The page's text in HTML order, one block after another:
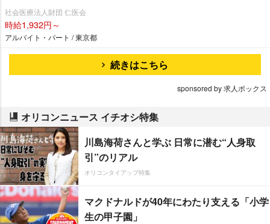
社会医療法人財団 仁医会
時給1,932円～
アルバイト・パート / 東京都
続きはこちら
sponsored by 求人ボックス
オリコンニュース イチオシ特集
川島海荷さんと学ぶ 日常に潜む“人身取
引”のリアル
オリコンタイアップ特集
マクドナルドが40年にわたり支える「小学
生の甲子園」